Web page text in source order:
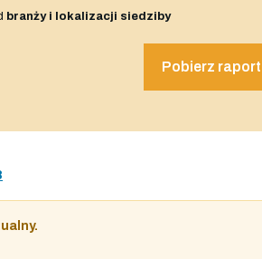
branży i lokalizacji siedziby
Pobierz raport